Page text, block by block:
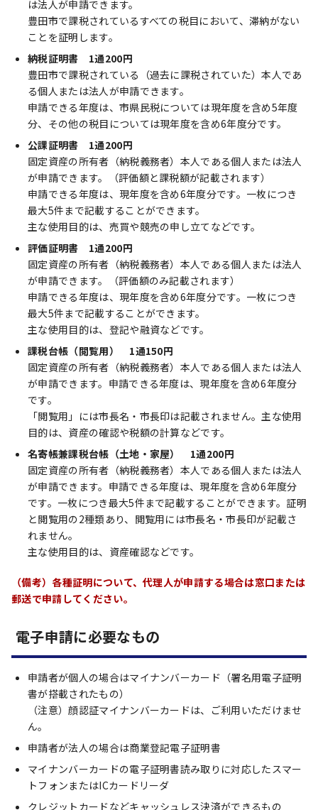
は法人が申請できます。
豊田市で課税されているすべての税目において、滞納がない
ことを証明します。
納税証明書 1通200円
豊田市で課税されている（過去に課税されていた）本人であ
る個人または法人が申請できます。
申請できる年度は、市県民税については現年度を含め5年度
分、その他の税目については現年度を含め6年度分です。
公課証明書 1通200円
固定資産の所有者（納税義務者）本人である個人または法人
が申請できます。（評価額と課税額が記載されます）
申請できる年度は、現年度を含め6年度分です。一枚につき
最大5件まで記載することができます。
主な使用目的は、売買や競売の申し立てなどです。
評価証明書 1通200円
固定資産の所有者（納税義務者）本人である個人または法人
が申請できます。（評価額のみ記載されます）
申請できる年度は、現年度を含め6年度分です。一枚につき
最大5件まで記載することができます。
主な使用目的は、登記や融資などです。
課税台帳（閲覧用） 1通150円
固定資産の所有者（納税義務者）本人である個人または法人
が申請できます。申請できる年度は、現年度を含め6年度分
です。
「閲覧用」には市長名・市長印は記載されません。主な使用
目的は、資産の確認や税額の計算などです。
名寄帳兼課税台帳（土地・家屋） 1通200円
固定資産の所有者（納税義務者）本人である個人または法人
が申請できます。申請できる年度は、現年度を含め6年度分
です。一枚につき最大5件まで記載することができます。証明
と閲覧用の2種類あり、閲覧用には市長名・市長印が記載さ
れません。
主な使用目的は、資産確認などです。
（備考）各種証明について、代理人が申請する場合は窓口または
郵送で申請してください。
電子申請に必要なもの
申請者が個人の場合はマイナンバーカード（署名用電子証明
書が搭載されたもの）
（注意）顔認証マイナンバーカードは、ご利用いただけませ
ん。
申請者が法人の場合は商業登記電子証明書
マイナンバーカードの電子証明書読み取りに対応したスマー
トフォンまたはICカードリーダ
クレジットカードなどキャッシュレス決済ができるもの